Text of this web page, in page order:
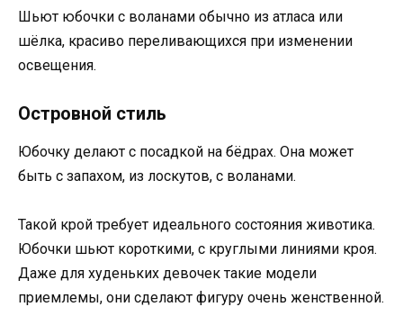
Шьют юбочки с воланами обычно из атласа или
шёлка, красиво переливающихся при изменении
освещения.
Островной стиль
Юбочку делают с посадкой на бёдрах. Она может
быть с запахом, из лоскутов, с воланами.
Такой крой требует идеального состояния животика.
Юбочки шьют короткими, с круглыми линиями кроя.
Даже для худеньких девочек такие модели
приемлемы, они сделают фигуру очень женственной.